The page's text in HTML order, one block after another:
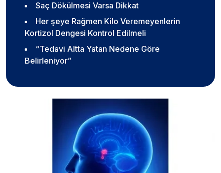
Saç Dökülmesi Varsa Dikkat
Her şeye Rağmen Kilo Veremeyenlerin
Kortizol Dengesi Kontrol Edilmeli
“Tedavi Altta Yatan Nedene Göre
Belirleniyor”